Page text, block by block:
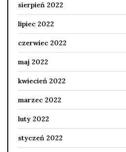
sierpień 2022
lipiec 2022
czerwiec 2022
maj 2022
kwiecień 2022
marzec 2022
luty 2022
styczeń 2022